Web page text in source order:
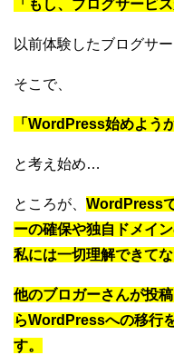
「もし、ブログサービ
以前体験したブログサ
そこで、
「WordPress始めよう
と考え始め…
ところが、 WordPress
ーの確保や独自ドメイ
私には一切理解できてな
他のブロガーさんが投
らWordPressへの移行
す。